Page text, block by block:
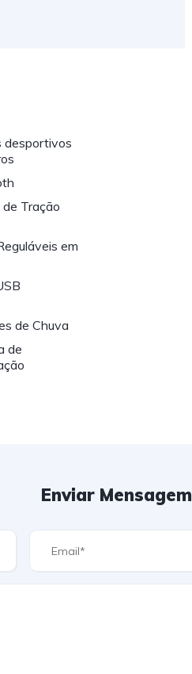
desportivos
Tração
em
de Chuva
de
Enviar Mensagem